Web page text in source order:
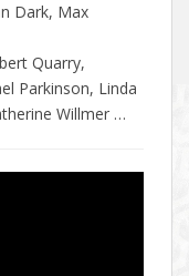
Dark, Max
Quarry,
Parkinson, Linda
Willmer …